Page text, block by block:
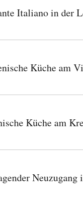
Italiano in der
Küche am
Küche am
Neuzugang